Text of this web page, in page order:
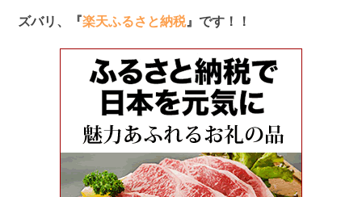
ズバリ、『楽天ふるさと納税 』です！！